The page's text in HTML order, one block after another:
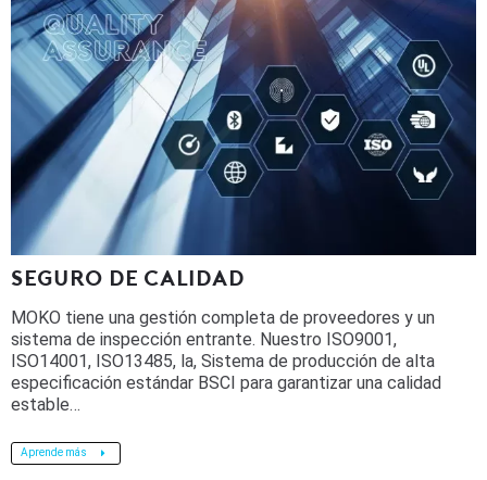
SEGURO DE CALIDAD
MOKO tiene una gestión completa de proveedores y un
sistema de inspección entrante. Nuestro ISO9001,
ISO14001, ISO13485, la, Sistema de producción de alta
especificación estándar BSCI para garantizar una calidad
estable…
Aprende más